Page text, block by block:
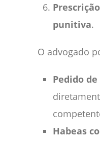
punitiva.
O advogado
Pedido
Habeas